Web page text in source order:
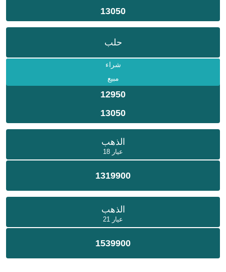
13050
حلب
شراء
مبيع
12950
13050
الذهب
عيار 18
1319900
الذهب
عيار 21
1539900